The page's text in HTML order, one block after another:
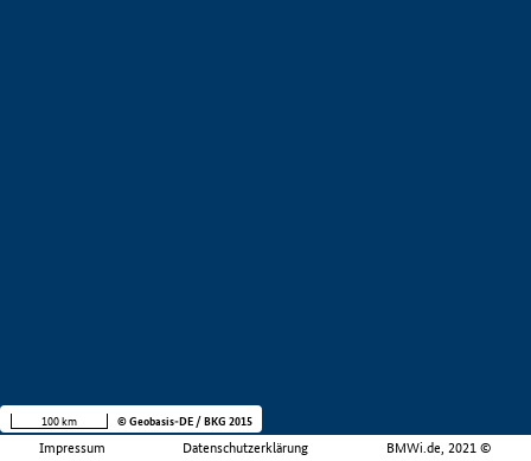
Impressum Datenschutzerklärung BMWi.de, 2021 ©
100 km © Geobasis-DE / BKG 2015